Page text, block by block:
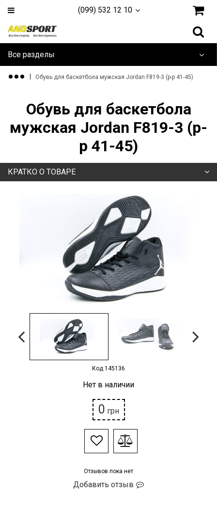
(099) 532 12 10
Все разделы
Дайвинг и плавание
Одежда и обувь
Туризм и активный отдых
Единоборства
Наградная атрибутика
Спортивные Залы
Спортивное питание
РАСПРОДАЖА
Условия возврата
Обувь для баскетбола мужская Jordan F819-3 (р-р 41-45)
Обувь для баскетбола
мужская Jordan F819-3 (р-
р 41-45)
КРАТКО О ТОВАРЕ
Код 145136
Нет в наличии
0 грн
Отзывов пока нет
Добавить отзыв